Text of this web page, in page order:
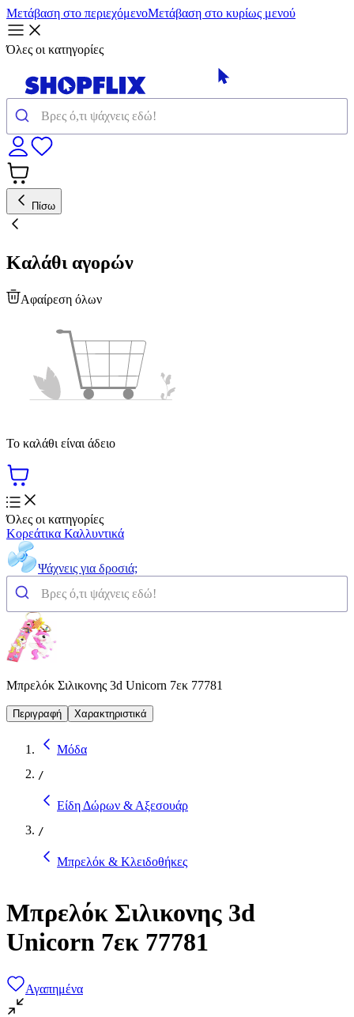
Μετάβαση στο περιεχόμενοΜετάβαση στο κυρίως μενού
Όλες οι κατηγορίες
Πίσω
Καλάθι αγορών
Αφαίρεση όλων
Το καλάθι είναι άδειο
Όλες οι κατηγορίες
Κορεάτικα Καλλυντικά
Ψάχνεις για δροσιά;
Μπρελόκ Σιλικονης 3d Unicorn 7εκ 77781
Περιγραφή Χαρακτηριστικά
Μόδα
/
Είδη Δώρων & Αξεσουάρ
/
Μπρελόκ & Κλειδοθήκες
Μπρελόκ Σιλικονης 3d
Unicorn 7εκ 77781
Αγαπημένα